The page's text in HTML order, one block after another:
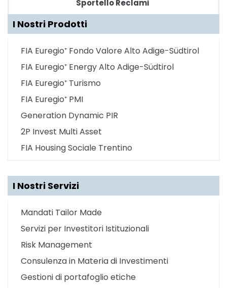
Sportello Reclami
I Nostri Prodotti
FIA Euregio⁺ Fondo Valore Alto Adige-Südtirol
FIA Euregio⁺ Energy Alto Adige-Südtirol
FIA Euregio⁺ Turismo
FIA Euregio⁺ PMI
Generation Dynamic PIR
2P Invest Multi Asset
FIA Housing Sociale Trentino
I Nostri Servizi
Mandati Tailor Made
Servizi per Investitori Istituzionali
Risk Management
Consulenza in Materia di Investimenti
Gestioni di portafoglio etiche